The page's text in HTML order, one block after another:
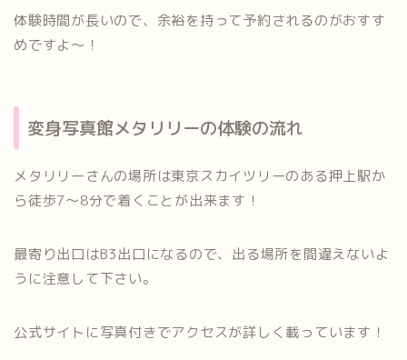
体験時間が長いので、余裕を持って予約されるのがおすす
めですよ～！
変身写真館メタリリーの体験の流れ
メタリリーさんの場所は東京スカイツリーのある押上駅か
ら徒歩7～8分で着くことが出来ます！
最寄り出口はB3出口になるので、出る場所を間違えないよ
うに注意して下さい。
公式サイトに写真付きでアクセスが詳しく載っています！